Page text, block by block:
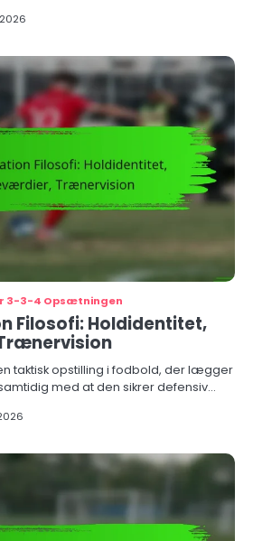
3-3-4 Opsætningen
Filosofi: Holdidentitet,
taktisk opstilling i fodbold, der lægger
med at den sikrer defensiv…